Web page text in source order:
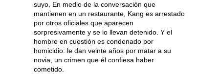
suyo. En medio de la conversación que
mantienen en un restaurante, Kang es arrestado
por otros oficiales que aparecen
sorpresivamente y se lo llevan detenido. Y el
hombre en cuestión es condenado por
homicidio: le dan veinte años por matar a su
novia, un crimen que él confiesa haber
cometido.